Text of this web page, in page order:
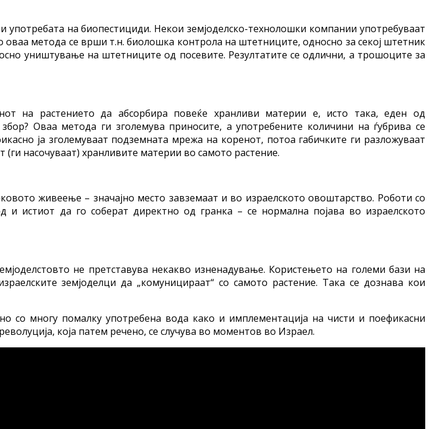
на биопестициди. Некои земјоделско-технолошки компании употребуваат
метода се врши т.н. биолошка контрола на штетниците, односно за секој штетник
уништување на штетниците од посевите. Резултатите се одлични, а трошоците за
на растението да абсорбира повеќе хранливи материи е, исто така, еден од
Оваа метода ги зголемува приносите, а употребените количини на ѓубрива се
ја зголемуваат подземната мрежа на коренот, потоа габичките ги разложуваат
насочуваат) хранливите материи во самото растение.
живеење – значајно место завземаат и во израелското овоштарство. Роботи со
истиот да го соберат директно од гранка – се нормална појава во израелското
не претставува некакво изненадување. Користењето на големи бази на
земјоделци да „комуницираат“ со самото растение. Така се дознава кои
со многу помалку употребена вода како и имплементација на чисти и поефикасни
која патем речено, се случува во моментов во Израел.